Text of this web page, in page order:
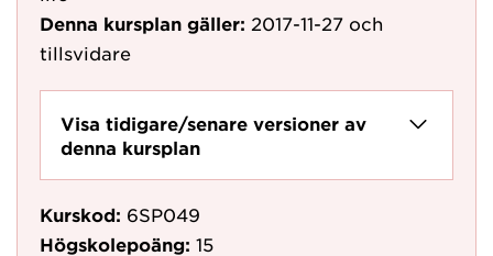
Denna kursplan gäller: 2017-11-27 och
tillsvidare
Visa tidigare/senare versioner av
denna kursplan
Kurskod: 6SP049
Högskolepoäng: 15